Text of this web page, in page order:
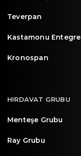
Teverpan
Kastamonu Entegre
Kronospan
HIRDAVAT GRUBU
Menteşe Grubu
Ray Grubu